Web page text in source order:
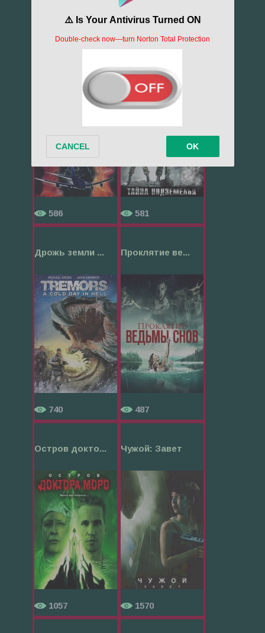
1566 702
586 581
Дрожь земли ...
740
Проклятие ве...
487
Остров докто...
1057
Чужой: Завет
1570